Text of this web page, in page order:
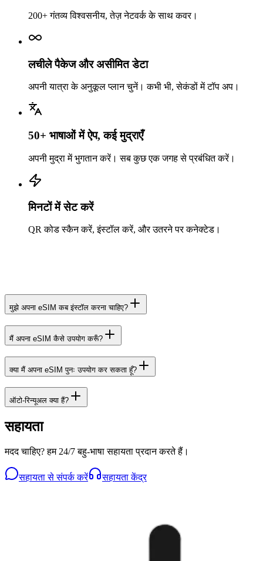
200+ गंतव्य विश्वसनीय, तेज़ नेटवर्क के साथ कवर।
लचीले पैकेज और असीमित डेटा
अपनी यात्रा के अनुकूल प्लान चुनें। कभी भी, सेकंडों में टॉप अप।
50+ भाषाओं में ऐप, कई मुद्राएँ
अपनी मुद्रा में भुगतान करें। सब कुछ एक जगह से प्रबंधित करें।
मिनटों में सेट करें
QR कोड स्कैन करें, इंस्टॉल करें, और उतरने पर कनेक्टेड।
मुझे अपना eSIM कब इंस्टॉल करना चाहिए?
मैं अपना eSIM कैसे उपयोग करूँ?
क्या मैं अपना eSIM पुनः उपयोग कर सकता हूँ?
ऑटो-रिन्यूअल क्या हैं?
सहायता
मदद चाहिए? हम 24/7 बहु-भाषा सहायता प्रदान करते हैं।
सहायता से संपर्क करें सहायता केंद्र